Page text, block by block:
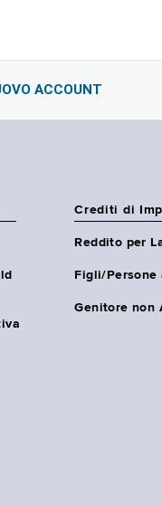
ACCOUNT
Crediti di
Reddito per
Figli/Persone
Genitore non